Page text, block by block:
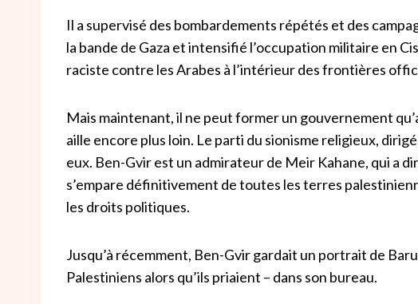
Il a supervisé des bombardements répétés et des
la bande de Gaza et intensifié l’occupation militaire en
raciste contre les Arabes à l’intérieur des frontières
Mais maintenant, il ne peut former un gouvernement
aille encore plus loin. Le parti du sionisme religieux,
eux. Ben-Gvir est un admirateur de Meir Kahane, qui a
s’empare définitivement de toutes les terres
les droits politiques.
Jusqu’à récemment, Ben-Gvir gardait un portrait de
Palestiniens alors qu’ils priaient – ​​dans son bureau.